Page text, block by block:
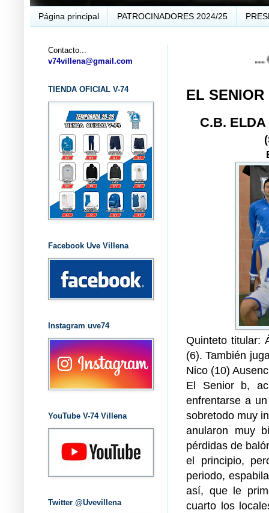
Página principal PATROCINADORES 2024/25
... CLUB
EL
C.B. ELDA
Quinteto titular:
(6). También
Nico (10)
El Senior b,
enfrentarse a
sobretodo muy
anularon muy
pérdidas de
el principio,
periodo,
así, que le
cuarto los
Contacto...
v74villena@gmail.com
TIENDA OFICIAL V-74
Facebook Uve Villena
Instagram uve74
YouTube V-74 Villena
Twitter @Uvevillena